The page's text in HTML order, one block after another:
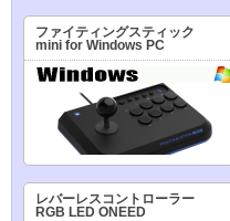
ファイティングスティック
mini for Windows PC
レバーレスコントローラー
RGB LED ONEED